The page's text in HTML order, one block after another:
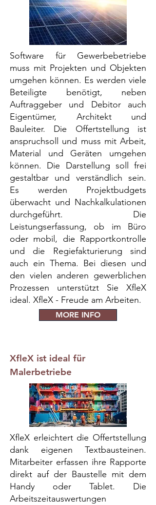
Software für Gewerbebetriebe
muss mit Projekten und Objekten
umgehen können. Es werden viele
Beteiligte benötigt, neben
Auftraggeber und Debitor auch
Eigentümer, Architekt und
Bauleiter. Die Offertstellung ist
anspruchsoll und muss mit Arbeit,
Material und Geräten umgehen
können. Die Darstellung soll frei
gestaltbar und verständlich sein.
Es werden Projektbudgets
überwacht und Nachkalkulationen
durchgeführt. Die
Leistungserfassung, ob im Büro
oder mobil, die Rapportkontrolle
und die Regiefakturierung sind
auch ein Thema. Bei diesen und
den vielen anderen gewerblichen
Prozessen unterstützt Sie XfleX
ideal. XfleX - Freude am Arbeiten.
MORE INFO
XfleX ist ideal für
Malerbetriebe
XfleX erleichtert die Offertstellung
dank eigenen Textbausteinen.
Mitarbeiter erfassen ihre Rapporte
direkt auf der Baustelle mit dem
Handy oder Tablet. Die
Arbeitszeitauswertungen